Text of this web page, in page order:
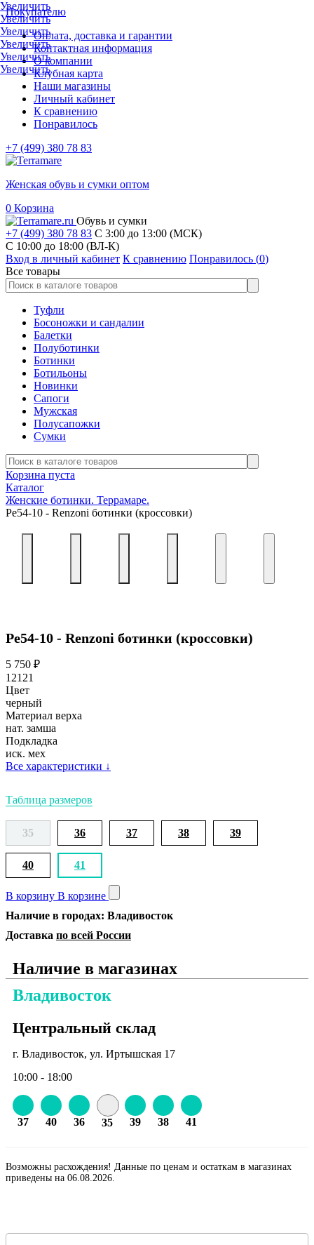
Покупателю
Оплата, доставка и гарантии
Контактная информация
О компании
Клубная карта
Наши магазины
Личный кабинет
К сравнению
Понравилось
+7 (499) 380 78 83
Женская обувь и сумки оптом
0 Корзина
Обувь и сумки
+7 (499) 380 78 83 С 3:00 до 13:00 (МСК)
C 10:00 до 18:00 (ВЛ-К)
Вход в личный кабинет К сравнению Понравилось (0)
Все товары
Туфли
Босоножки и сандалии
Балетки
Полуботинки
Ботинки
Ботильоны
Новинки
Сапоги
Мужская
Полусапожки
Сумки
Корзина пуста
Каталог
Женские ботинки. Террамаре.
Ре54-10 - Renzoni ботинки (кроссовки)
Увеличить
Увеличить
Увеличить
Увеличить
Увеличить
Увеличить
Ре54-10 - Renzoni ботинки (кроссовки)
5 750 ₽
12121
Цвет
черный
Материал верха
нат. замша
Подкладка
иск. мех
Все характеристики ↓
Таблица размеров
35 36 37 38 39
40 41
В корзину В корзине
Наличие в городах: Владивосток
Доставка по всей России
Наличие в магазинах
Владивосток
Центральный склад
г. Владивосток, ул. Иртышская 17
10:00 - 18:00
37 40 36 35 39 38 41
Возможны расхождения! Данные по ценам и остаткам в магазинах
приведены на 06.08.2026.